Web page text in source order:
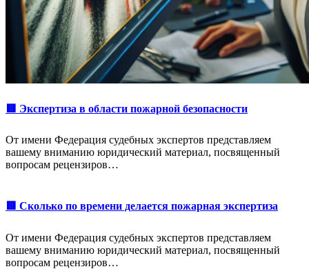
🟥 Экспертиза в области пожарной безопасности
От имени Федерация судебных экспертов представляем
вашему вниманию юридический материал, посвященный
вопросам рецензиров…
🟥 Сколько по времени делается пожарная экспертиза
От имени Федерация судебных экспертов представляем
вашему вниманию юридический материал, посвященный
вопросам рецензиров…